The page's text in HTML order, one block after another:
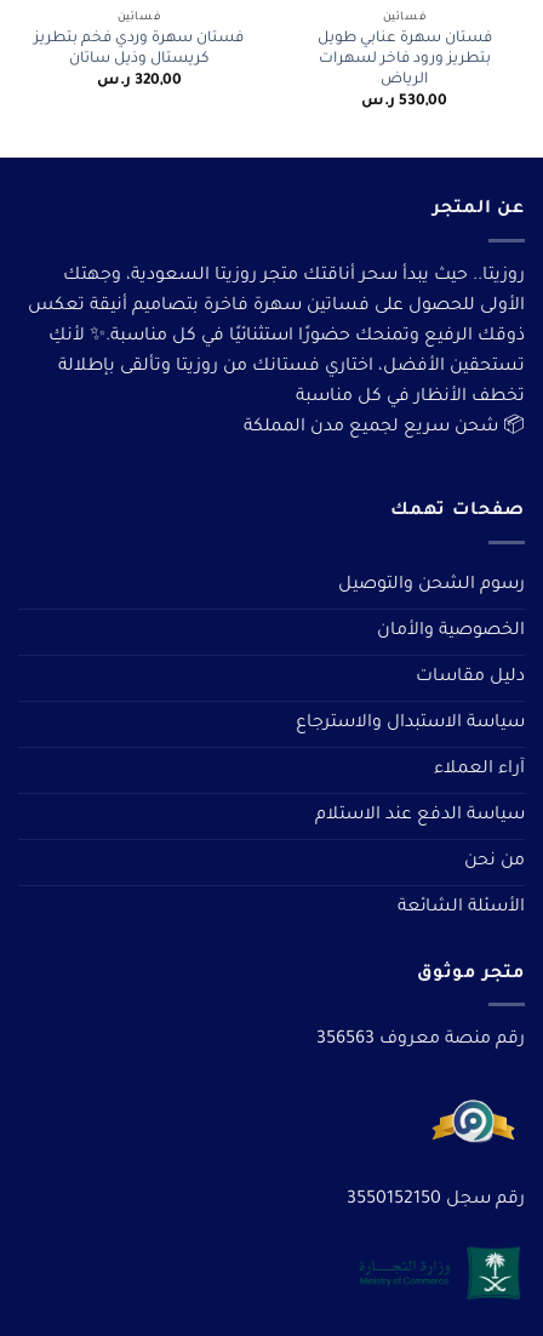
فساتين
فستان سهرة عنابي طويل
بتطريز ورود فاخر لسهرات
الرياض
530,00 ر.س
فساتين
فستان سهرة وردي فخم بتطريز
كريستال وذيل ساتان
320,00 ر.س
عن المتجر
روزيتا.. حيث يبدأ سحر أناقتك متجر روزيتا السعودية، وجهتك
الأولى للحصول على فساتين سهرة فاخرة بتصاميم أنيقة تعكس
ذوقك الرفيع وتمنحك حضورًا استثنائيًا في كل مناسبة.✨ لأنكِ
تستحقين الأفضل، اختاري فستانك من روزيتا وتألقى بإطلالة
تخطف الأنظار في كل مناسبة
📦 شحن سريع لجميع مدن المملكة
صفحات تهمك
رسوم الشحن والتوصيل
الخصوصية والأمان
دليل مقاسات
سياسة الاستبدال والاسترجاع
آراء العملاء
سياسة الدفع عند الاستلام
من نحن
الأسئلة الشائعة
متجر موثوق
رقم منصة معروف 356563
رقم سجل 3550152150